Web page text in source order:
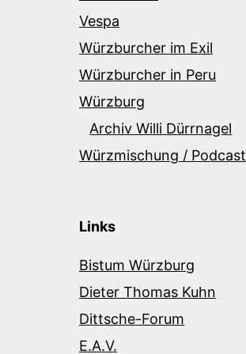
Vespa
Würzburcher im Exil
Würzburcher in Peru
Würzburg
Archiv Willi Dürrnagel
Würzmischung / Podcast
Links
Bistum Würzburg
Dieter Thomas Kuhn
Dittsche-Forum
E.A.V.